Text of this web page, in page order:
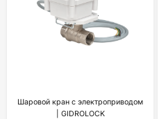
Шаровой кран с электроприводом
| GIDROLOCK